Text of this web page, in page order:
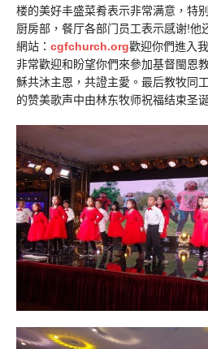
楼的美好丰盛菜肴表示非常满意，特
厨房部，餐厅各部门员工表示感谢!他
網站： cgfchurch.org歡迎你們進入
非常歡迎和盼望你們來參加基督閩恩
穌共沐主恩，共證主愛。最后教牧同
的赞美歌声中由林东牧师祝福结束圣